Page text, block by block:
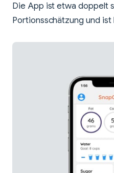
Die App ist etwa doppelt
Portionsschätzung und